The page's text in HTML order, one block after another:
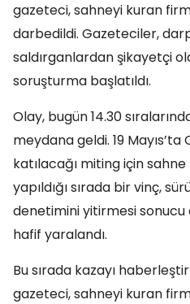
gazeteci, sahneyi kuran
darbedildi. Gazeteciler,
saldırganlardan şikayetçi
soruşturma başlatıldı.
Olay, bugün 14.30
meydana geldi. 19 Mayıs’ta
katılacağı miting için
yapıldığı sırada bir vinç,
denetimini yitirmesi sonucu
hafif yaralandı.
Bu sırada kazayı
gazeteci, sahneyi kuran